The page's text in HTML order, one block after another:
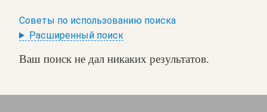
Советы по использованию поиска
Расширенный поиск
Ваш поиск не дал никаких результатов.